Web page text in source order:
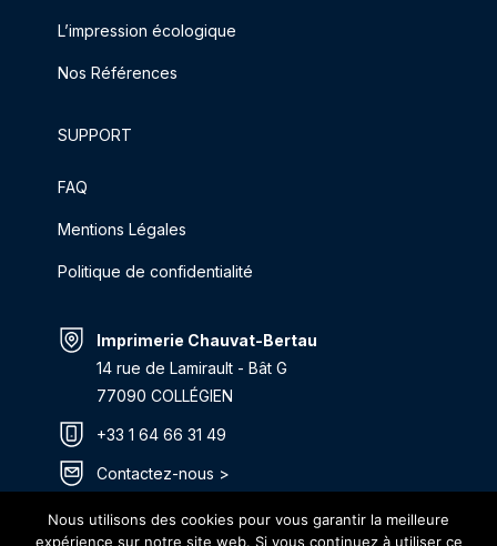
L’impression écologique
Nos Références
SUPPORT
FAQ
Mentions Légales
Politique de confidentialité
Imprimerie Chauvat-Bertau
14 rue de Lamirault - Bât G
77090 COLLÉGIEN
+33 1 64 66 31 49
Contactez-nous >
Itinéraire >
Nous utilisons des cookies pour vous garantir la meilleure
expérience sur notre site web. Si vous continuez à utiliser ce